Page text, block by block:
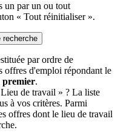
un par un ou tout
« Tout réinitialiser ».
recherche
par ordre de
offres d'emploi répondant le
premier.
de travail » ? La liste
à vos critères. Parmi
offres dont le lieu de travail